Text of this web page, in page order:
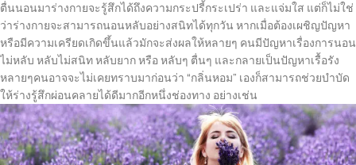
ตื่นนอนมาร่างกายจะรู้สึกได้ถึงความกระปรี้กระเปร่า และแจ่มใส แต่ก็ไม่ใช่
ว่าร่างกายจะสามารถนอนหลับอย่างสนิทได้ทุกวัน หากเมื่อต้องเผชิญปัญหา
หรือมีความเครียดเกิดขึ้นแล้วมักจะส่งผลให้หลายๆ คนมีปัญหาเรื่องการนอน
ไม่หลับ หลับไม่สนิท หลับยาก หรือ หลับๆ ตื่นๆ และกลายเป็นปัญหาเรื้อรัง
หลายๆคนอาจจะไม่เคยทราบมาก่อนว่า “กลิ่นหอม” เองก็สามารถช่วยบำบัด
ให้ร่างรู้สึกผ่อนคลายได้ดีมากอีกหนึ่งช่องทาง อย่างเช่น